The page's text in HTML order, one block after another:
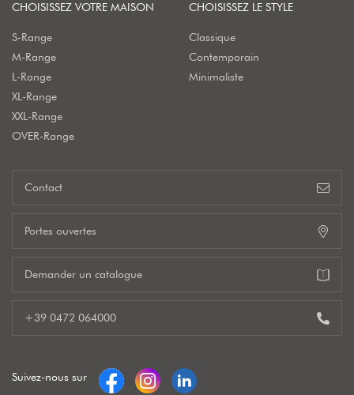
CHOISISSEZ VOTRE MAISON
S-Range
M-Range
L-Range
XL-Range
XXL-Range
OVER-Range
CHOISISSEZ LE STYLE
Classique
Contemporain
Minimaliste
Contact
Portes ouvertes
Demander un catalogue
+39 0472 064000
Suivez-nous sur